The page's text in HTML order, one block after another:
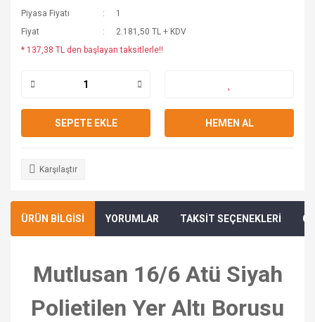
Piyasa Fiyatı
1
Fiyat
2.181,50 TL + KDV
* 137,38 TL den başlayan taksitlerle!!
SEPETE EKLE HEMEN AL
Karşılaştır
ÜRÜN BİLGİSİ YORUMLAR TAKSİT SEÇENEKLERİ
Mutlusan 16/6 Atü Siyah
Polietilen Yer Altı Borusu